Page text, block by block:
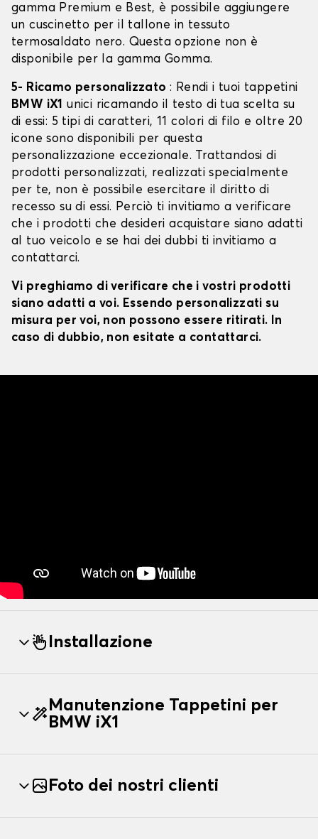
gamma Premium e Best, è possibile aggiungere
un cuscinetto per il tallone in tessuto
termosaldato nero. Questa opzione non è
disponibile per la gamma Gomma.
5- Ricamo personalizzato : Rendi i tuoi tappetini
BMW iX1 unici ricamando il testo di tua scelta su
di essi: 5 tipi di caratteri, 11 colori di filo e oltre 20
icone sono disponibili per questa
personalizzazione eccezionale. Trattandosi di
prodotti personalizzati, realizzati specialmente
per te, non è possibile esercitare il diritto di
recesso su di essi. Perciò ti invitiamo a verificare
che i prodotti che desideri acquistare siano adatti
al tuo veicolo e se hai dei dubbi ti invitiamo a
contattarci.
Vi preghiamo di verificare che i vostri prodotti
siano adatti a voi. Essendo personalizzati su
misura per voi, non possono essere ritirati. In
caso di dubbio, non esitate a contattarci.
Installazione
Manutenzione Tappetini per
BMW iX1
Foto dei nostri clienti